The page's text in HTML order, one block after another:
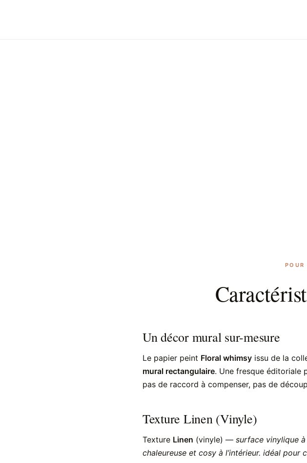
Un décor mural sur-mesure
Le papier peint Floral whimsy issu de la
mural rectangulaire. Une fresque éditoriale
pas de raccord à compenser, pas de
Texture Linen (Vinyle)
Texture Linen (vinyle) — surface vinylique
chaleureuse et cosy à l’intérieur. idéal